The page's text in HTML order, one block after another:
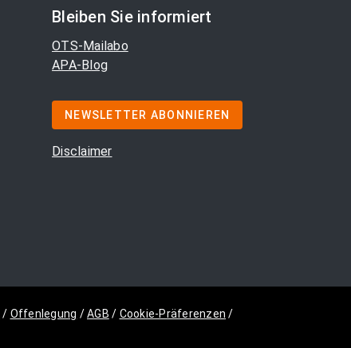
Bleiben Sie informiert
OTS-Mailabo
APA-Blog
NEWSLETTER ABONNIEREN
Disclaimer
/ Offenlegung /AGB / Cookie-Präferenzen /